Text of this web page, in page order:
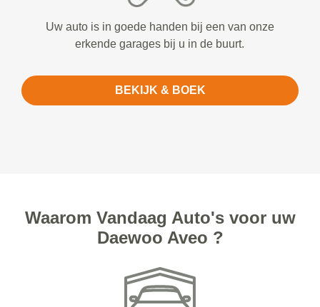
Uw auto is in goede handen bij een van onze
erkende garages bij u in de buurt.
BEKIJK & BOEK
Waarom Vandaag Auto's voor uw
Daewoo Aveo ?